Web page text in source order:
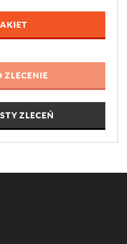
ZLECEŃ